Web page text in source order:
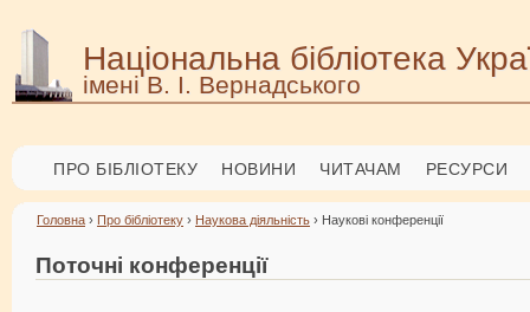
Національна бібліотека
імені В. І. Вернадського
ПРО БІБЛІОТЕКУ НОВИНИ ЧИТАЧАМ РЕСУРСИ
Головна › Про бібліотеку › Наукова діяльність › Наукові конференції
Поточні конференції